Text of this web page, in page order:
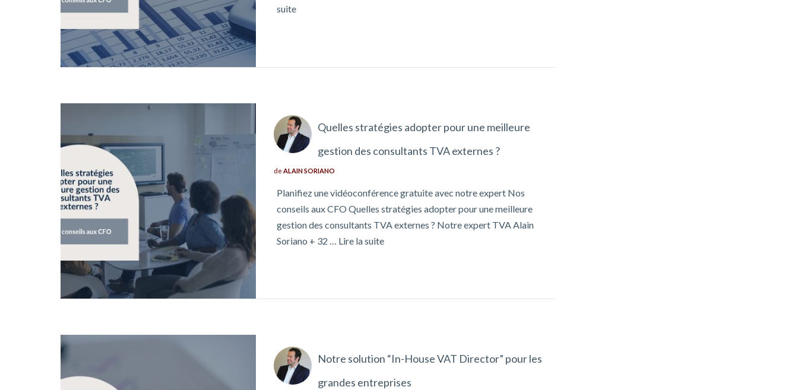
suite
Quelles stratégies adopter pour une meilleure
gestion des consultants TVA externes ?
deALAIN SORIANO
Planifiez une vidéoconférence gratuite avec notre expert Nos
conseils aux CFO Quelles stratégies adopter pour une meilleure
gestion des consultants TVA externes ? Notre expert TVA Alain
Soriano + 32 … Lire la suite
Notre solution “In-House VAT Director” pour les
grandes entreprises